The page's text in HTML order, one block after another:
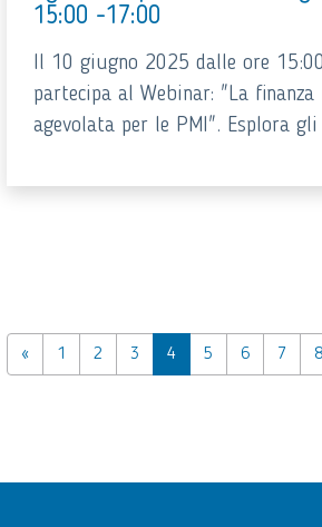
15:00 -17:00
Il 10 giugno 2025 dalle ore
partecipa al Webinar: "La finanza
agevolata per le PMI". Esplora gli
« 1 2 3 4 5 6 7 8